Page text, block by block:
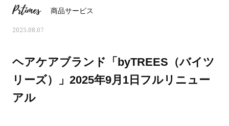
Prtimes 商品サービス
2025.08.07
ヘアケアブランド「byTREES（バイツ
リーズ）」2025年9月1日フルリニュー
アル